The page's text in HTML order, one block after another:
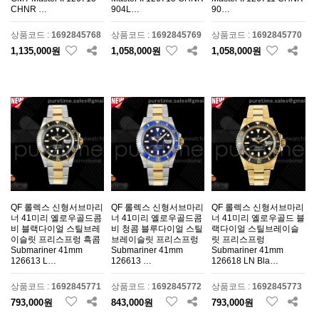
CHNR …
상품코드 : 1692845768
1,135,000원
904L…
상품코드 :1692845769
1,058,000원
90…
상품코드 :1692845770
1,058,000원
QF 롤렉스 신형서브마리
너 41미리 옐로우골드콤
비 블랙다이얼 스틸브레
이슬릿 프리스프렁 흑콤
Submariner 41mm
126613 L…
상품코드 : 1692845771
793,000원
QF 롤렉스 신형서브마리
너 41미리 옐로우골드콤
비 청콤 블루다이얼 스틸
브레이슬릿 프리스프렁
Submariner 41mm
126613 …
상품코드 :1692845772
843,000원
QF 롤렉스 신형서브마리
너 41미리 옐로우골드 블
랙다이얼 스틸브레이슬
릿 프리스프렁
Submariner 41mm
126618 LN Bla…
상품코드 :1692845773
793,000원